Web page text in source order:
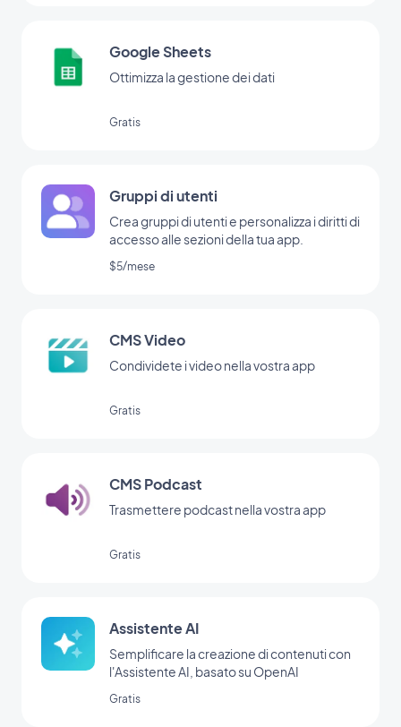
Google Sheets
Ottimizza la gestione dei dati
Gratis
Gruppi di utenti
Crea gruppi di utenti e personalizza i diritti di
accesso alle sezioni della tua app.
$5/mese
CMS Video
Condividete i video nella vostra app
Gratis
CMS Podcast
Trasmettere podcast nella vostra app
Gratis
Assistente AI
Semplificare la creazione di contenuti con
l'Assistente AI, basato su OpenAI
Gratis